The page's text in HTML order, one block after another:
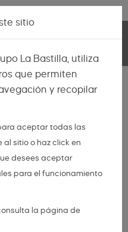
BODA
BODA
Boda: La
sitio
La Bastilla, utiliza
que permiten
y recopilar
aceptar todas las
sitio o haz click en
desees aceptar
para el funcionamiento
la página de